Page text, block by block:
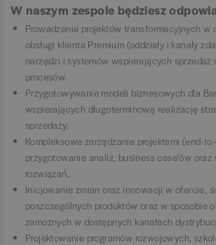
W naszym zespole będziesz
​​​Prowadzenie projektów transformacyjnych w
obsługi klienta Premium (oddziały i kanały
narzędzi i systemów wspierających sprzedaż
procesów.
Przygotowywanie modeli biznesowych dla
wspierających długoterminową realizację
sprzedaży.
Kompleksowe zarządzanie projektami (end-
przygotowanie analiz, business case'ów
rozwiązań.
Inicjowanie zmian oraz innowacji w ofercie,
poszczególnych produktów oraz w sposobie
zamożnych w dostępnych kanałach
Projektowanie programów rozwojowych,